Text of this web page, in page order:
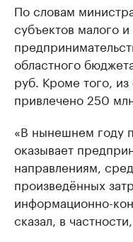
По словам
субъектов малого
областного
руб. Кроме того,
привлечено 250
«В нынешнем году
оказывает
направлениям,
произведённых
информационно-
сказал, в